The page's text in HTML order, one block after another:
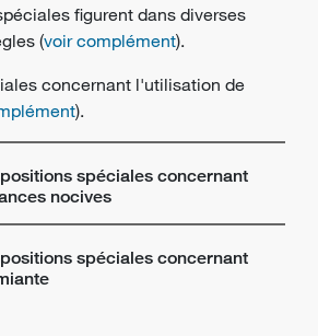
figurent dans diverses
(voir complément).
concernant l'utilisation de
).
spéciales concernant
nocives
spéciales concernant